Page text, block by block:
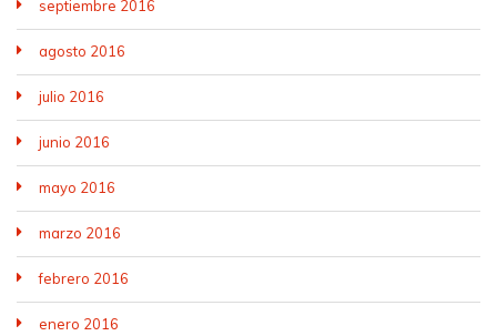
septiembre 2016
agosto 2016
julio 2016
junio 2016
mayo 2016
marzo 2016
febrero 2016
enero 2016